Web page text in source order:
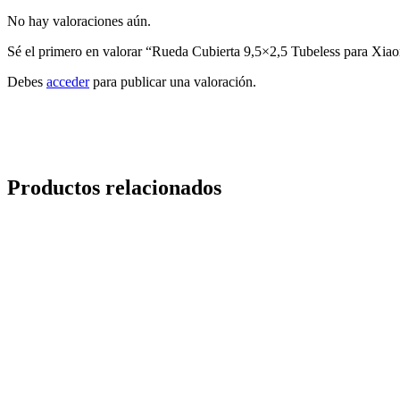
No hay valoraciones aún.
Sé el primero en valorar “Rueda Cubierta 9,5×2,5 Tubeless para
Debes accederpara publicar una valoración.
Productos relacionados